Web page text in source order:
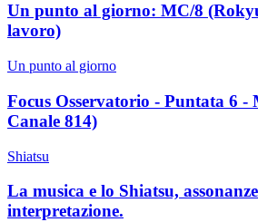
Un punto al giorno: MC/8
lavoro)
Un punto al giorno
Focus Osservatorio - Puntata 6 -
Canale 814)
Shiatsu
La musica e lo Shiatsu,
interpretazione.